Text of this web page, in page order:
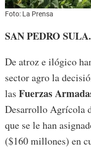
Foto: La Prensa
SAN PEDRO SULA.
De atroz e ilógico
sector agro la
las Fuerzas
Desarrollo Agrícola
que se le han
($160 millones) en